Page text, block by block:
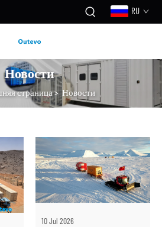
RU
Новости
страница>Новости
10 Jul 2026